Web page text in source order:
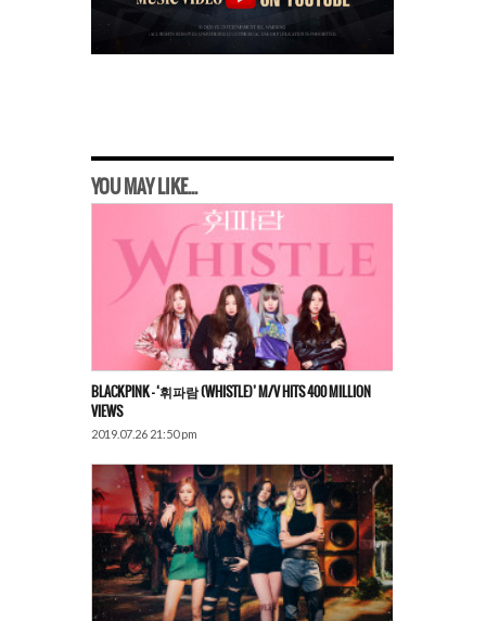
YOU MAY LIKE...
BLACKPINK – ‘휘파람 (WHISTLE)’ M/V HITS 400 MILLION
VIEWS
2019.07.26 21:50 pm